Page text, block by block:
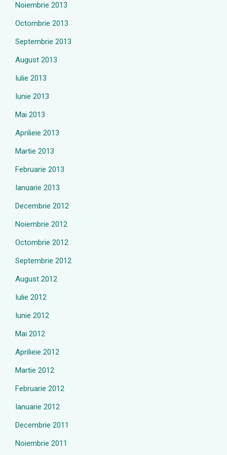
Noiembrie 2013
Octombrie 2013
Septembrie 2013
August 2013
Iulie 2013
Iunie 2013
Mai 2013
Aprilieie 2013
Martie 2013
Februarie 2013
Ianuarie 2013
Decembrie 2012
Noiembrie 2012
Octombrie 2012
Septembrie 2012
August 2012
Iulie 2012
Iunie 2012
Mai 2012
Aprilieie 2012
Martie 2012
Februarie 2012
Ianuarie 2012
Decembrie 2011
Noiembrie 2011